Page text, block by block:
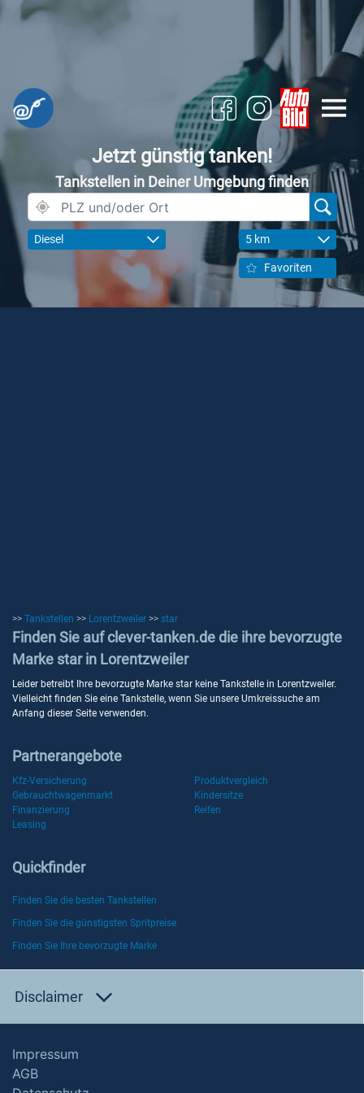
Jetzt günstig tanken!
Tankstellen in Deiner Umgebung finden
Diesel 5 km
Favoriten
>> Tankstellen >> Lorentzweiler >> star
Finden Sie auf clever-tanken.de die ihre bevorzugte
Marke star in Lorentzweiler
Leider betreibt Ihre bevorzugte Marke star keine Tankstelle in Lorentzweiler.
Vielleicht finden Sie eine Tankstelle, wenn Sie unsere Umkreissuche am
Anfang dieser Seite verwenden.
Partnerangebote
Kfz-Versicherung
Produktvergleich
Gebrauchtwagenmarkt
Kindersitze
Finanzierung
Reifen
Leasing
Quickfinder
Finden Sie die besten Tankstellen
Finden Sie die günstigsten Spritpreise
Finden Sie Ihre bevorzugte Marke
Disclaimer
Impressum
AGB